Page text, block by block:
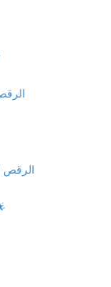
الرقص
الرقص